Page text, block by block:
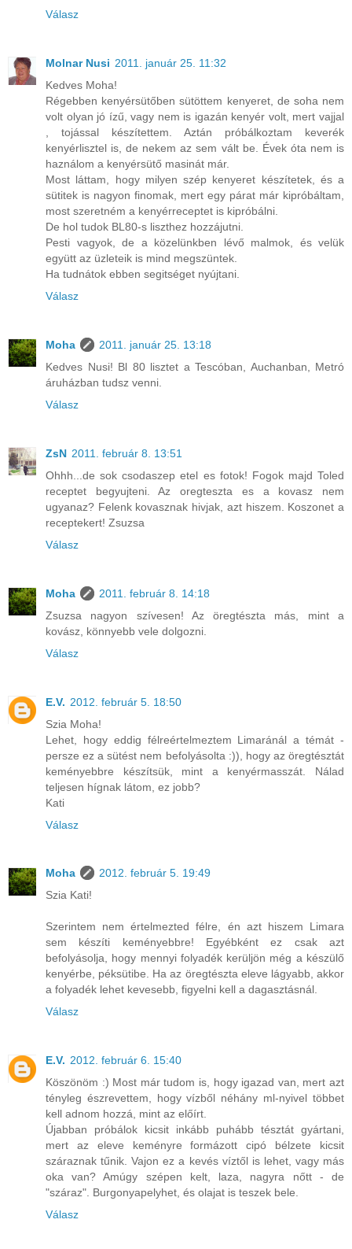
Válasz
Molnar Nusi 2011. január 25. 11:32
Kedves Moha!
Régebben kenyérsütőben sütöttem kenyeret, de soha nem
volt olyan jó ízű, vagy nem is igazán kenyér volt, mert vajjal
, tojással készítettem. Aztán próbálkoztam keverék
kenyérlisztel is, de nekem az sem vált be. Évek óta nem is
haználom a kenyérsütő masinát már.
Most láttam, hogy milyen szép kenyeret készítetek, és a
sütitek is nagyon finomak, mert egy párat már kipróbáltam,
most szeretném a kenyérreceptet is kipróbálni.
De hol tudok BL80-s liszthez hozzájutni.
Pesti vagyok, de a közelünkben lévő malmok, és velük
együtt az üzleteik is mind megszüntek.
Ha tudnátok ebben segitséget nyújtani.
Válasz
Moha
2011. január 25. 13:18
Kedves Nusi! Bl 80 lisztet a Tescóban, Auchanban, Metró
áruházban tudsz venni.
Válasz
ZsN 2011. február 8. 13:51
Ohhh...de sok csodaszep etel es fotok! Fogok majd Toled
receptet begyujteni. Az oregteszta es a kovasz nem
ugyanaz? Felenk kovasznak hivjak, azt hiszem. Koszonet a
receptekert! Zsuzsa
Válasz
Moha
2011. február 8. 14:18
Zsuzsa nagyon szívesen! Az öregtészta más, mint a
kovász, könnyebb vele dolgozni.
Válasz
E.V. 2012. február 5. 18:50
Szia Moha!
Lehet, hogy eddig félreértelmeztem Limaránál a témát -
persze ez a sütést nem befolyásolta :)), hogy az öregtésztát
keményebbre készítsük, mint a kenyérmasszát. Nálad
teljesen hígnak látom, ez jobb?
Kati
Válasz
Moha
2012. február 5. 19:49
Szia Kati!
Szerintem nem értelmezted félre, én azt hiszem Limara
sem készíti keményebbre! Egyébként ez csak azt
befolyásolja, hogy mennyi folyadék kerüljön még a készülő
kenyérbe, péksütibe. Ha az öregtészta eleve lágyabb, akkor
a folyadék lehet kevesebb, figyelni kell a dagasztásnál.
Válasz
E.V. 2012. február 6. 15:40
Köszönöm :) Most már tudom is, hogy igazad van, mert azt
tényleg észrevettem, hogy vízből néhány ml-nyivel többet
kell adnom hozzá, mint az előírt.
Újabban próbálok kicsit inkább puhább tésztát gyártani,
mert az eleve keményre formázott cipó bélzete kicsit
száraznak tűnik. Vajon ez a kevés víztől is lehet, vagy más
oka van? Amúgy szépen kelt, laza, nagyra nőtt - de
"száraz". Burgonyapelyhet, és olajat is teszek bele.
Válasz